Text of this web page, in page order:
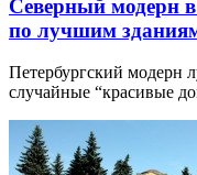
Северный модерн
по лучшим
Петербургский модерн
случайные “красивые